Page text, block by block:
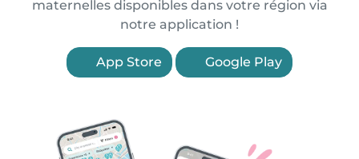
maternelles disponibles dans votre région via
notre application !
App Store Google Play